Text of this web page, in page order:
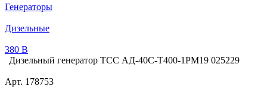
Генераторы
Дизельные
380 В
Дизельный генератор ТСС АД-40С-Т400-1РМ19 025229
Арт. 178753